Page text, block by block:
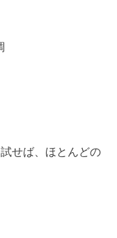
せば、ほとんどの